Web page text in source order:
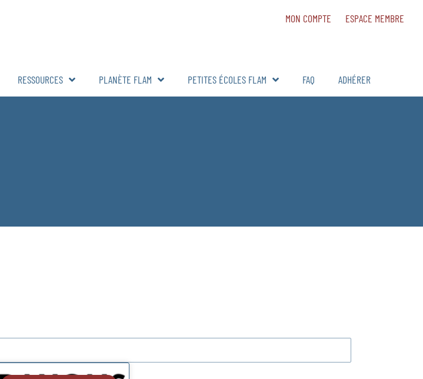
MON COMPTE ESPACE MEMBRE
RESSOURCES PLANÈTE FLAM PETITES ÉCOLES FLAM FAQ ADHÉRER